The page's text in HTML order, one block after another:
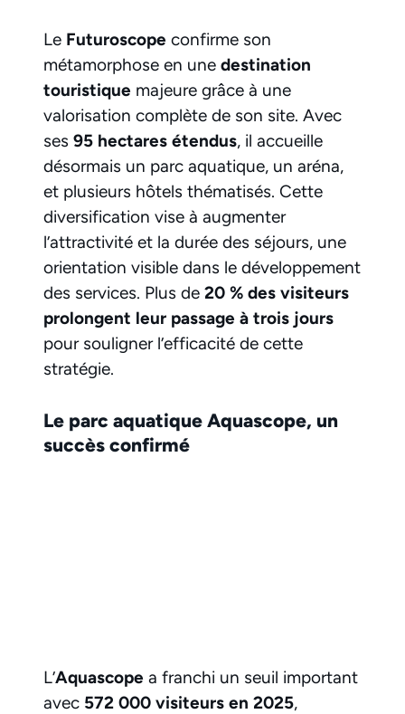
Le Futuroscope confirme son
métamorphose en une destination
touristique majeure grâce à une
valorisation complète de son site. Avec
ses 95 hectares étendus, il accueille
désormais un parc aquatique, un aréna,
et plusieurs hôtels thématisés. Cette
diversification vise à augmenter
l’attractivité et la durée des séjours, une
orientation visible dans le développement
des services. Plus de 20 % des visiteurs
prolongent leur passage à trois jours
pour souligner l’efficacité de cette
stratégie.
Le parc aquatique Aquascope, un
succès confirmé
L’Aquascope a franchi un seuil important
avec 572 000 visiteurs en 2025,